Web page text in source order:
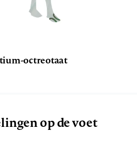
octreotaat
op de voet